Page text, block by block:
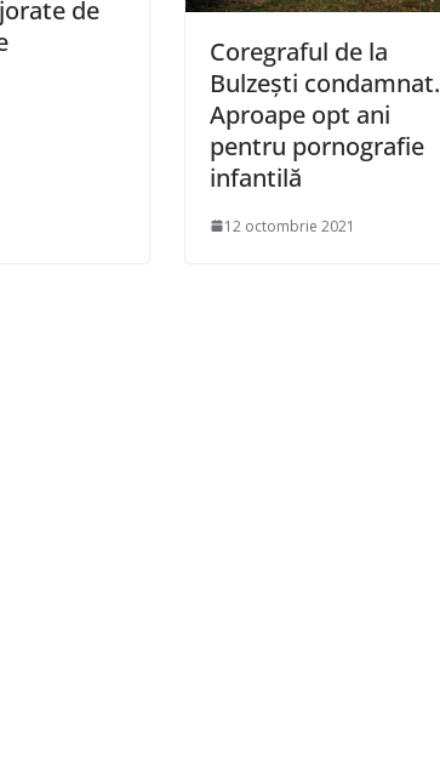
de
Coregraful de la
Bulzeşti condamnat.
Aproape opt ani
pentru pornografie
infantilă
12 octombrie 2021